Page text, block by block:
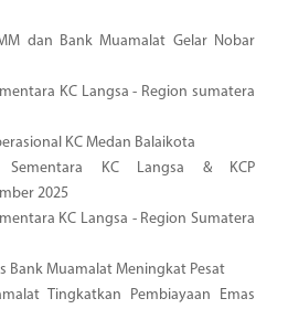
dan Bank Muamalat Gelar Nobar
KC Langsa - Region sumatera
KC Medan Balaikota
Sementara KC Langsa & KCP
2025
KC Langsa - Region Sumatera
Bank Muamalat Meningkat Pesat
Tingkatkan Pembiayaan Emas